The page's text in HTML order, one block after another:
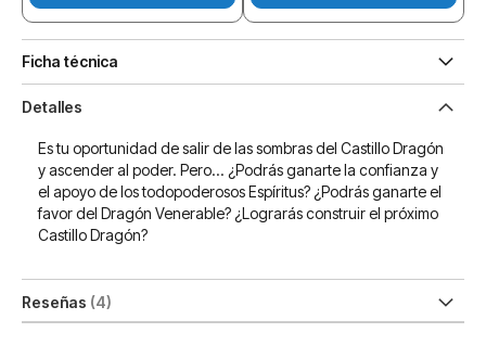
Ficha técnica
Detalles
Es tu oportunidad de salir de las sombras del Castillo Dragón
y ascender al poder. Pero... ¿Podrás ganarte la confianza y
el apoyo de los todopoderosos Espíritus? ¿Podrás ganarte el
favor del Dragón Venerable? ¿Lograrás construir el próximo
Castillo Dragón?
Reseñas 4